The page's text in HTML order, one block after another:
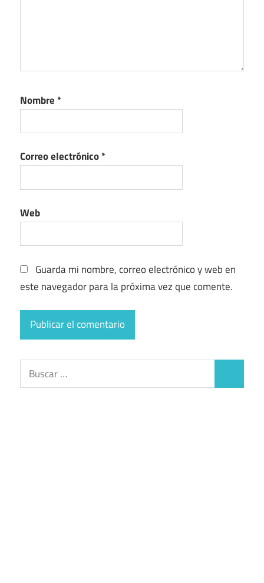
Nombre *
Correo electrónico*
Web
Guarda mi nombre, correo electrónico y web en
este navegador para la próxima vez que comente.
Buscar: